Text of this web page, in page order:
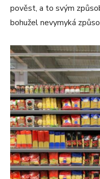
pověst, a to svým
bohužel nevymyká